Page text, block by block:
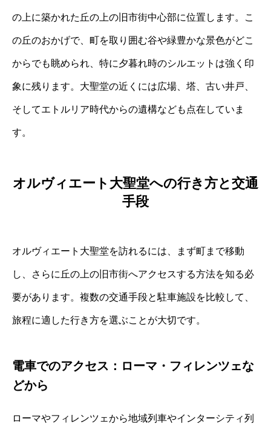
の上に築かれた丘の上の旧市街中心部に位置します。こ
の丘のおかげで、町を取り囲む谷や緑豊かな景色がどこ
からでも眺められ、特に夕暮れ時のシルエットは強く印
象に残ります。大聖堂の近くには広場、塔、古い井戸、
そしてエトルリア時代からの遺構なども点在していま
す。
オルヴィエート大聖堂への行き方と交通
手段
オルヴィエート大聖堂を訪れるには、まず町まで移動
し、さらに丘の上の旧市街へアクセスする方法を知る必
要があります。複数の交通手段と駐車施設を比較して、
旅程に適した行き方を選ぶことが大切です。
電車でのアクセス：ローマ・フィレンツェな
どから
ローマやフィレンツェから地域列車やインターシティ列